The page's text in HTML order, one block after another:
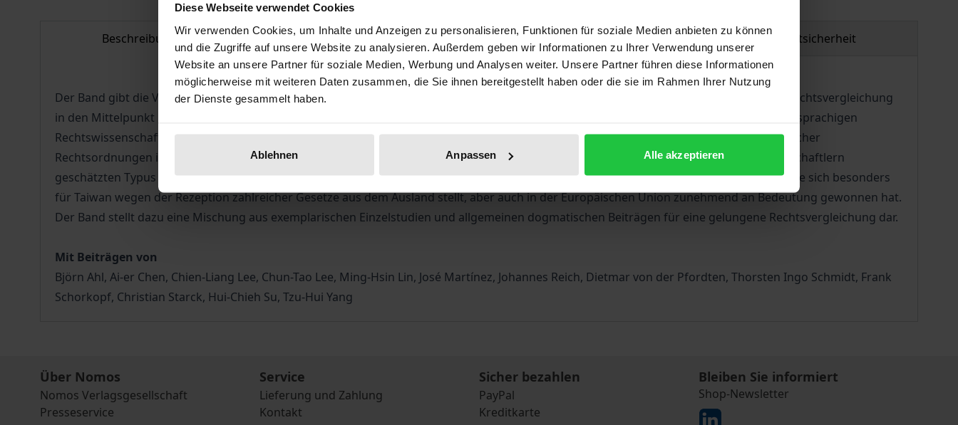
Diese Webseite verwendet Cookies
Wir verwenden Cookies, um Inhalte und Anzeigen zu personalisieren, Funktionen für soziale Medien anbieten zu können
und die Zugriffe auf unsere Website zu analysieren. Außerdem geben wir Informationen zu Ihrer Verwendung unserer
Website an unsere Partner für soziale Medien, Werbung und Analysen weiter. Unsere Partner führen diese Informationen
möglicherweise mit weiteren Daten zusammen, die Sie ihnen bereitgestellt haben oder die sie im Rahmen Ihrer Nutzung
der Dienste gesammelt haben.
Ablehnen Anpassen Alle akzeptieren
Beschreibung Bibliografische Angaben Zusatzmaterial Produktsicherheit
Der Band gibt die Vorträge des siebten deutsch-taiwanesischen Kolloquiums in Göttingen wieder. Das Kolloquium stellte dieses Mal die Rechtsvergleichung
in den Mittelpunkt und griff von dort in den Zusammenhang von Recht, Rechtsdogmatik und Sprache aus. Damit wird eine in der deutschsprachigen
Rechtswissenschaft geführte Debatte über Funktion und Wert klassischer Rechtsdogmatik aufgenommen. Aus der Perspektive ausländischer
Rechtsordnungen ist es gerade diese Dogmatik, die die deutsche Rechtsordnung als Referenz interessant und zum weltweit von Wissenschaftlern
geschätzten Typus für Rechtsstaatlichkeit macht. Auch wird die Problematik mehrsprachigen Rechts näher in den Blick genommen, welche sich besonders
für Taiwan wegen der Rezeption zahlreicher Gesetze aus dem Ausland stellt, aber auch in der Europäischen Union zunehmend an Bedeutung gewonnen hat.
Der Band stellt dazu eine Mischung aus exemplarischen Einzelstudien und allgemeinen dogmatischen Beiträgen für eine gelungene Rechtsvergleichung dar.
Mit Beiträgen von
Björn Ahl, Ai-er Chen, Chien-Liang Lee, Chun-Tao Lee, Ming-Hsin Lin, José Martínez, Johannes Reich, Dietmar von der Pfordten, Thorsten Ingo Schmidt, Frank
Schorkopf, Christian Starck, Hui-Chieh Su, Tzu-Hui Yang
Über Nomos
Nomos Verlagsgesellschaft
Presseservice
Service
Lieferung und Zahlung
Kontakt
Sicher bezahlen
PayPal
Kreditkarte
Bleiben Sie informiert
Shop-Newsletter